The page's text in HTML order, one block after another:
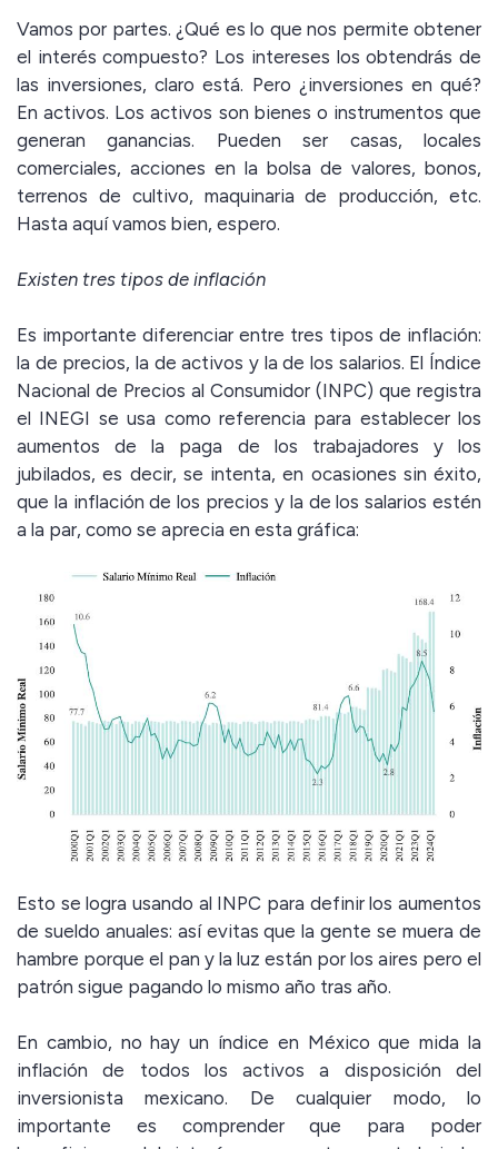
Vamos por partes. ¿Qué es lo que nos permite obtener
el interés compuesto? Los intereses los obtendrás de
las inversiones, claro está. Pero ¿inversiones en qué?
En activos. Los activos son bienes o instrumentos que
generan ganancias. Pueden ser casas, locales
comerciales, acciones en la bolsa de valores, bonos,
terrenos de cultivo, maquinaria de producción, etc.
Hasta aquí vamos bien, espero.
Existen tres tipos de inflación
Es importante diferenciar entre tres tipos de inflación:
la de precios, la de activos y la de los salarios. El Índice
Nacional de Precios al Consumidor (INPC) que registra
el INEGI se usa como referencia para establecer los
aumentos de la paga de los trabajadores y los
jubilados, es decir, se intenta, en ocasiones sin éxito,
que la inflación de los precios y la de los salarios estén
a la par, como se aprecia en esta gráfica:
Esto se logra usando al INPC para definir los aumentos
de sueldo anuales: así evitas que la gente se muera de
hambre porque el pan y la luz están por los aires pero el
patrón sigue pagando lo mismo año tras año.
En cambio, no hay un índice en México que mida la
inflación de todos los activos a disposición del
inversionista mexicano. De cualquier modo, lo
importante es comprender que para poder